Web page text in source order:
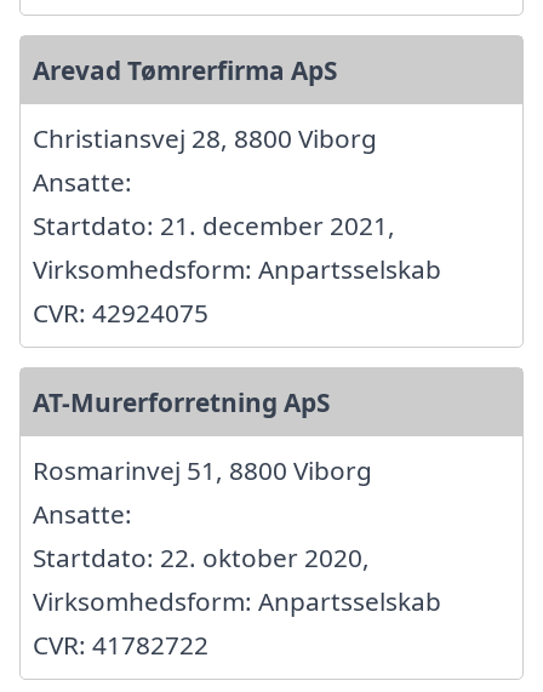
Arevad Tømrerfirma ApS
Christiansvej 28, 8800 Viborg
Ansatte:
Startdato: 21. december 2021,
Virksomhedsform: Anpartsselskab
CVR: 42924075
AT-Murerforretning ApS
Rosmarinvej 51, 8800 Viborg
Ansatte:
Startdato: 22. oktober 2020,
Virksomhedsform: Anpartsselskab
CVR: 41782722